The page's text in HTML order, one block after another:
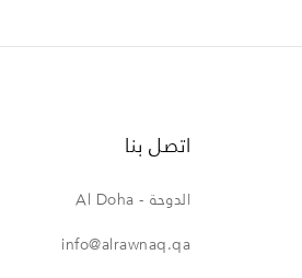
اتصل بنا
الدوحة - Al Doha
info@alrawnaq.qa